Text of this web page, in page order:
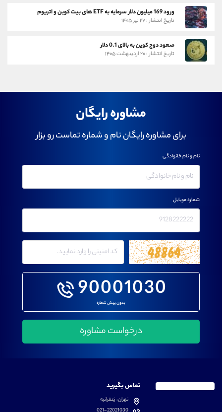
ورود 169 میلیون دلار سرمایه به ETF های بیت کوین و اتریوم
تاریخ انتشار : ۲۷ تیر ۱۴۰۵
صعود دوج کوین به بالای 0.1 دلار
تاریخ انتشار : ۲۰ اردیبهشت ۱۴۰۵
مشاوره رایگان
برای مشاوره رایگان نام و شماره تماست رو بزار
90001030
بدون پیش شماره
نام و نام خانوادگی
شماره موبایل
تماس بگیرید
تهران، زعفرانیه